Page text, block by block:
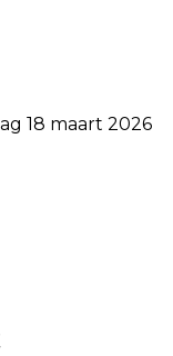
18 maart 2026